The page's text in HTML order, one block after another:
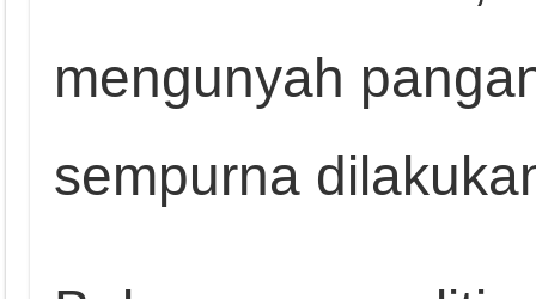
mengunyah
sempurna